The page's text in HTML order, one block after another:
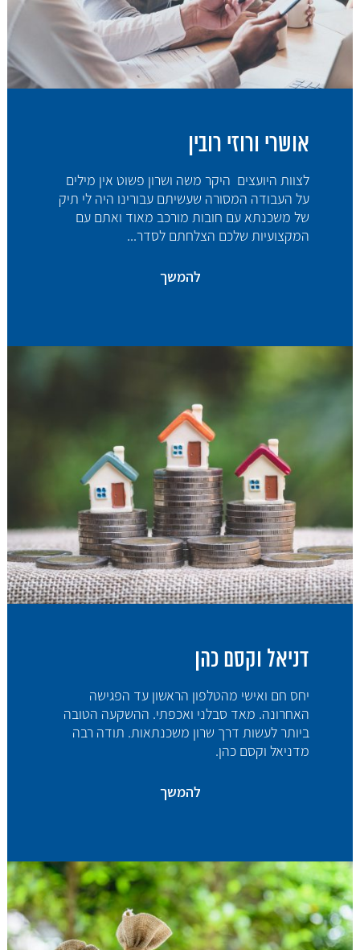
אושרי ורוזי רובין
לצוות היועצים היקר משה ושרון פשוט אין מילים
על העבודה המסורה שעשיתם עבורינו היה לי תיק
של משכנתא עם חובות מורכב מאוד ואתם עם
המקצועיות שלכם הצלחתם לסדר...
להמשך
דניאל וקסם כהן
יחס חם ואישי מהטלפון הראשון עד הפגישה
האחרונה. מאד סבלני ואכפתי. ההשקעה הטובה
ביותר לעשות דרך שרון משכנתאות. תודה רבה
מדניאל וקסם כהן.
להמשך